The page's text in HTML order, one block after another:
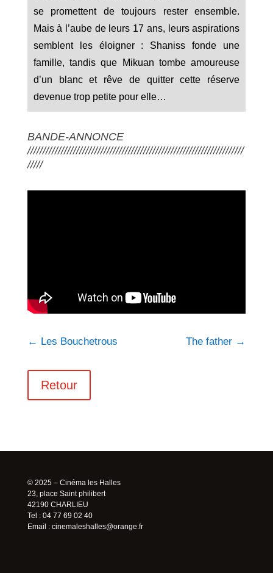
se promettent de toujours rester ensemble.
Mais à l’aube de leurs 17 ans, leurs aspirations
semblent les éloigner : Shaniss fonde une
famille, tandis que Mikuan tombe amoureuse
d’un blanc et rêve de quitter cette réserve
devenue trop petite pour elle…
BANDE-ANNONCE
///////////////////////////////////////////////////////////////////////
/////
← Les Bouchetrous The father →
Retour
© 2025 – Cinéma les Halles
23, place Saint philibert
42190 CHARLIEU
Tel : 04 77 69 02 40
Email : cinemaleshalles@orange.fr